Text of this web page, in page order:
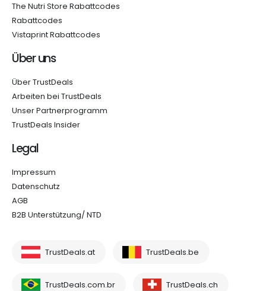
The Nutri Store Rabattcodes
Rabattcodes
Vistaprint Rabattcodes
Über uns
Über TrustDeals
Arbeiten bei TrustDeals
Unser Partnerprogramm
TrustDeals Insider
Legal
Impressum
Datenschutz
AGB
B2B Unterstützung/ NTD
TrustDeals.at TrustDeals.be
TrustDeals.com.br TrustDeals.ch